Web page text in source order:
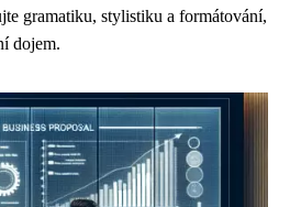
gramatiku, stylistiku a formátování,
dojem.